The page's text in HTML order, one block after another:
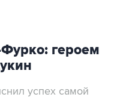
героем
успех самой